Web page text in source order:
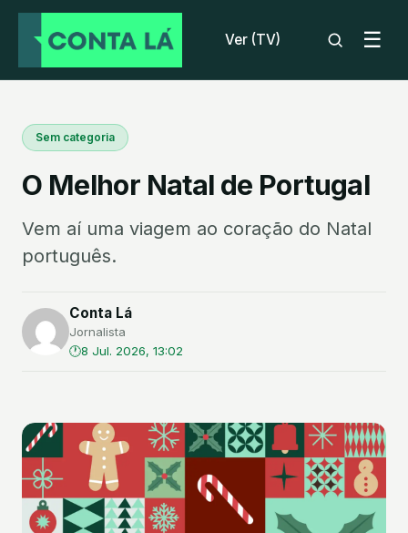
Ver (TV) ☰
Sem categoria
O Melhor Natal de Portugal
Vem aí uma viagem ao coração do Natal
português.
Conta Lá
Jornalista
8 Jul. 2026, 13:02